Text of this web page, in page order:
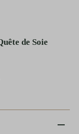
de Soie